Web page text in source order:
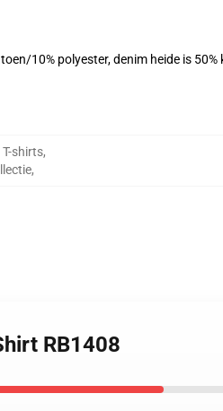
10% polyester, denim heide is 50%
shirts,
,
RB1408